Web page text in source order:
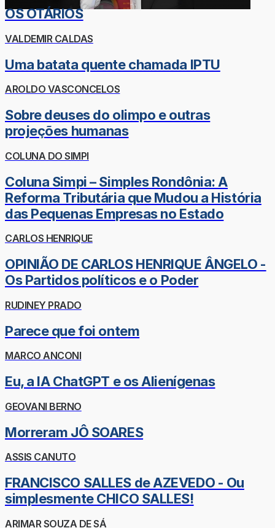
OS OTÁRIOS
VALDEMIR CALDAS
Uma batata quente chamada IPTU
AROLDO VASCONCELOS
Sobre deuses do olimpo e outras
projeções humanas
COLUNA DO SIMPI
Coluna Simpi – Simples Rondônia: A
Reforma Tributária que Mudou a História
das Pequenas Empresas no Estado
CARLOS HENRIQUE
OPINIÃO DE CARLOS HENRIQUE ÂNGELO -
Os Partidos políticos e o Poder
RUDINEY PRADO
Parece que foi ontem
MARCO ANCONI
Eu, a IA ChatGPT e os Alienígenas
GEOVANI BERNO
Morreram JÔ SOARES
ASSIS CANUTO
FRANCISCO SALLES de AZEVEDO - Ou
simplesmente CHICO SALLES!
ARIMAR SOUZA DE SÁ